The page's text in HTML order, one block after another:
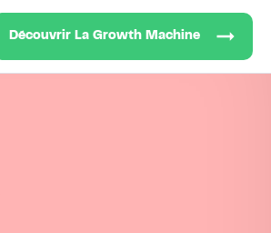
Découvrir La Growth Machine